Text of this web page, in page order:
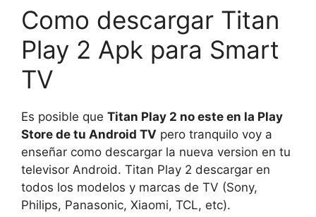
Como descargar Titan
Play 2 Apk para Smart
TV
Es posible que Titan Play 2 no este en la Play
Store de tu Android TV pero tranquilo voy a
enseñar como descargar la nueva version en tu
televisor Android. Titan Play 2 descargar en
todos los modelos y marcas de TV (Sony,
Philips, Panasonic, Xiaomi, TCL, etc).